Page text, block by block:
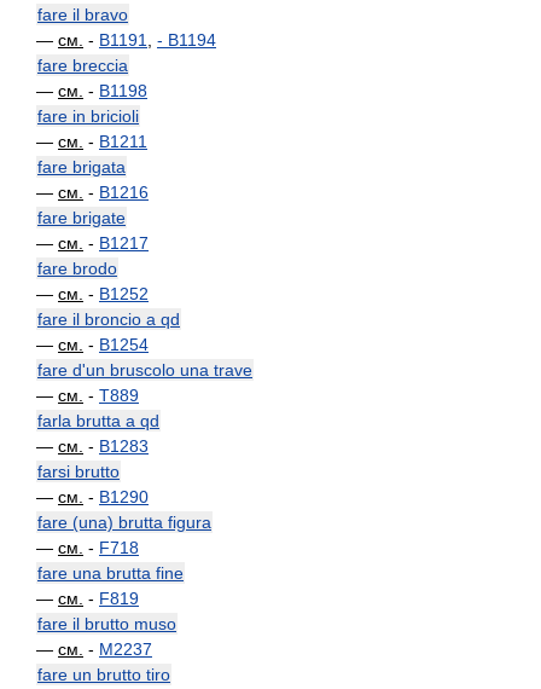
fare il bravo
— см. - B1191 - B1194
fare breccia
— см. - B1198
fare in bricioli
— см. - B1211
fare brigata
— см. - B1216
fare brigate
— см. - B1217
fare brodo
— см. - B1252
fare il broncio a qd
— см. - B1254
fare d'un bruscolo una trave
— см. - T889
farla brutta a qd
— см. - B1283
farsi brutto
— см. - B1290
fare (una) brutta figura
— см. - F718
fare una brutta fine
— см. - F819
fare il brutto muso
— см. - M2237
fare un brutto tiro